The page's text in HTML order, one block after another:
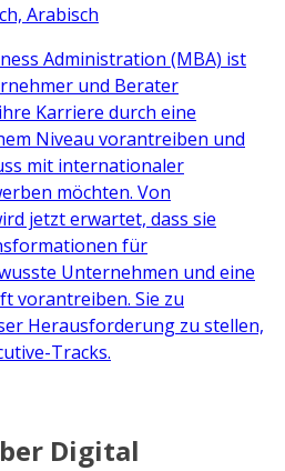
Arabisch
Administration (MBA) ist
und Berater
Karriere durch eine
Niveau vorantreiben und
mit internationaler
möchten. Von
jetzt erwartet, dass sie
für
Unternehmen und eine
vorantreiben. Sie zu
Herausforderung zu stellen,
Tracks.
Digital